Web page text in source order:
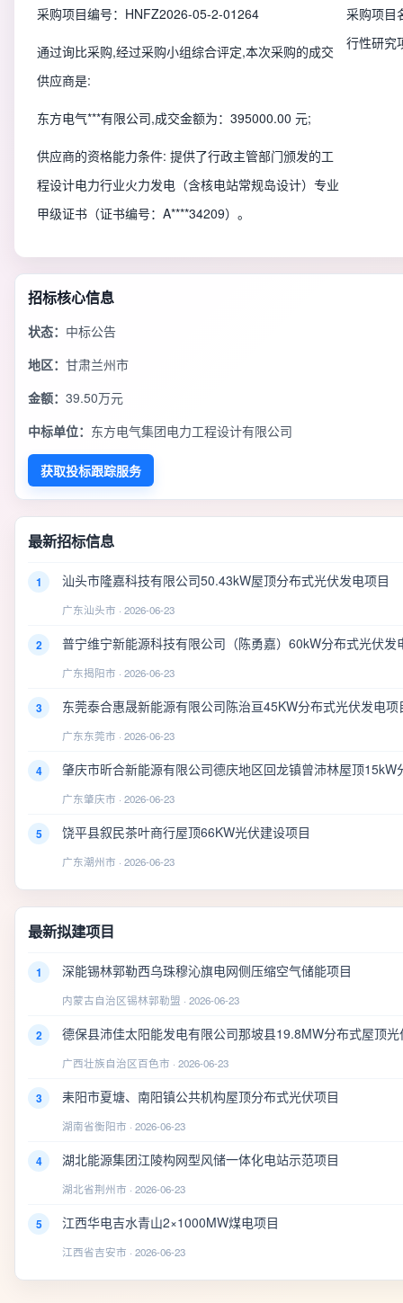
采购项目编号：HNFZ2026-05-2-01264
通过询比采购,经过采购小组综合评定,本次采购的成交
供应商是:
东方电气***有限公司,成交金额为：395000.00 元;
供应商的资格能力条件: 提供了行政主管部门颁发的工
程设计电力行业火力发电（含核电站常规岛设计）专业
甲级证书（证书编号：A****34209）。
采购项目
行性研究
招标核心信息
状态： 中标公告
地区： 甘肃兰州市
金额： 39.50万元
中标单位： 东方电气集团电力工程设计有限公司
获取投标跟踪服务
最新招标信息
1 汕头市隆嘉科技有限公司50.43kW屋顶分布式光伏发电项目
广东汕头市 · 2026-06-23
2 普宁维宁新能源科技有限公司（陈勇嘉）60kW分布式光伏发
广东揭阳市 · 2026-06-23
3 东莞泰合惠晟新能源有限公司陈治亘45KW分布式光伏发电项
广东东莞市 · 2026-06-23
4 肇庆市昕合新能源有限公司德庆地区回龙镇曾沛林屋顶15kW
广东肇庆市 · 2026-06-23
5 饶平县叙民茶叶商行屋顶66KW光伏建设项目
广东潮州市 · 2026-06-23
最新拟建项目
1 深能锡林郭勒西乌珠穆沁旗电网侧压缩空气储能项目
内蒙古自治区锡林郭勒盟 · 2026-06-23
2 德保县沛佳太阳能发电有限公司那坡县19.8MW分布式屋顶
广西壮族自治区百色市 · 2026-06-23
3 耒阳市夏塘、南阳镇公共机构屋顶分布式光伏项目
湖南省衡阳市 · 2026-06-23
4 湖北能源集团江陵构网型风储一体化电站示范项目
湖北省荆州市 · 2026-06-23
5 江西华电吉水青山2×1000MW煤电项目
江西省吉安市 · 2026-06-23